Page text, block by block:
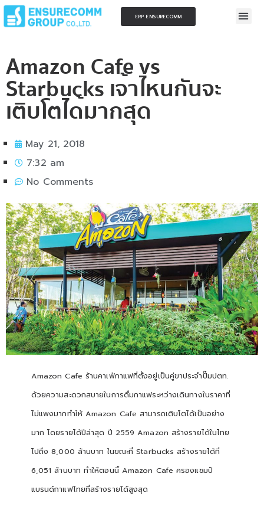
ERP ENSURECOMM
Amazon Cafe vs
Starbucks เจ้าไหนกันจะ
เติบโตได้มากสุด
May 21, 2018
7:32 am
No Comments
Amazon Cafe ร้านคาเฟ่กาแฟที่ตั้งอยู่เป็นคู่ขาประจำปั๊มปตท.
ด้วยความสะดวกสบายในการดื่มกาแฟระหว่างเดินทางในราคาที่
ไม่แพงมากทำให้ Amazon Cafe สามารถเติบโตได้เป็นอย่าง
มาก โดยรายได้ปีล่าสุด ปี 2559 Amazon สร้างรายได้ในไทย
ไปถึง 8,000 ล้านบาท ในขณะที่ Starbucks สร้างรายได้ที่
6,051 ล้านบาท ทำให้ตอนนี้ Amazon Cafe ครองแชมป์
แบรนด์กาแฟไทยที่สร้างรายได้สูงสุด